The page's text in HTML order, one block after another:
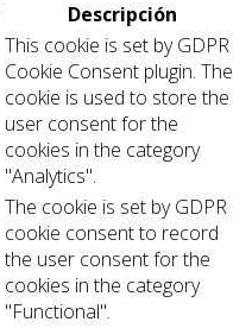
Descripción
This cookie is set by GDPR
Cookie Consent plugin. The
cookie is used to store the
user consent for the
cookies in the category
"Analytics".
The cookie is set by GDPR
cookie consent to record
the user consent for the
cookies in the category
"Functional".